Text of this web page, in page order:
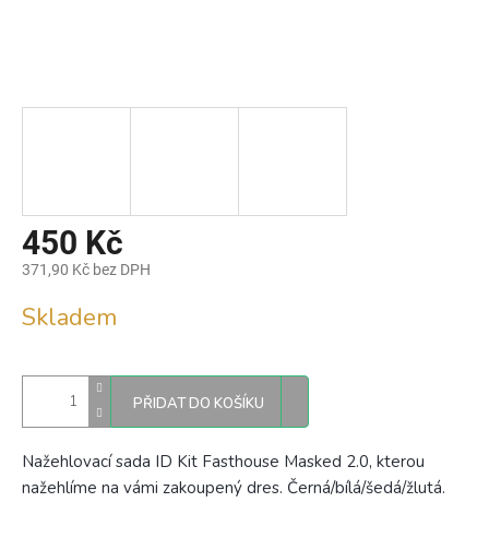
450 Kč
371,90 Kč bez DPH
cena:
Skladem
PŘIDAT DO KOŠÍKU
Nažehlovací sada ID Kit Fasthouse Masked 2.0, kterou
nažehlíme na vámi zakoupený dres. Černá/bílá/šedá/žlutá.